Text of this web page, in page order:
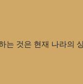
것은 현재 나라의